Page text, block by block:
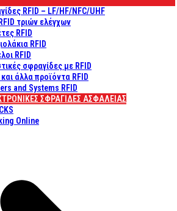
RFID – LF/HF/NFC/UHF
τριών ελέγχων
RFID
RFID
RFID
σφραγίδες με RFID
άλλα προϊόντα RFID
and Systems RFID
ΣΦΡΑΓΙΔΕΣ ΑΣΦΑΛΕΙΑΣ
Online